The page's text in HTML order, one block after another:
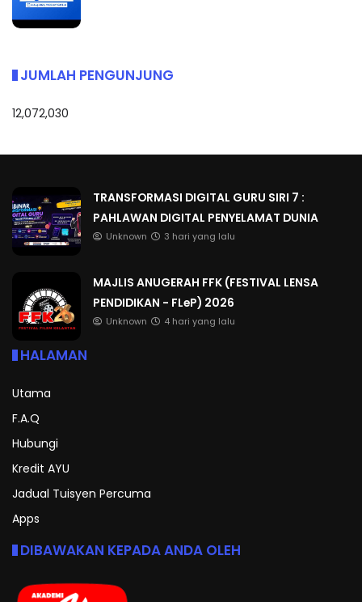
JUMLAH PENGUNJUNG
12,072,030
TRANSFORMASI DIGITAL GURU SIRI 7 :
PAHLAWAN DIGITAL PENYELAMAT DUNIA
Unknown 3 hari yang lalu
MAJLIS ANUGERAH FFK (FESTIVAL LENSA
PENDIDIKAN - FLeP) 2026
Unknown 4 hari yang lalu
HALAMAN
Utama
F.A.Q
Hubungi
Kredit AYU
Jadual Tuisyen Percuma
Apps
DIBAWAKAN KEPADA ANDA OLEH